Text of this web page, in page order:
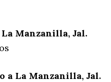
Manzanilla, Jal.
a La Manzanilla, Jal.